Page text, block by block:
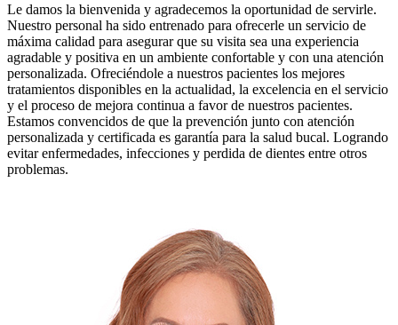
Le damos la bienvenida y agradecemos la oportunidad de servirle.
Nuestro personal ha sido entrenado para ofrecerle un servicio de
máxima calidad para asegurar que su visita sea una experiencia
agradable y positiva en un ambiente confortable y con una atención
personalizada. Ofreciéndole a nuestros pacientes los mejores
tratamientos disponibles en la actualidad, la excelencia en el servicio
y el proceso de mejora continua a favor de nuestros pacientes.
Estamos convencidos de que la prevención junto con atención
personalizada y certificada es garantía para la salud bucal. Logrando
evitar enfermedades, infecciones y perdida de dientes entre otros
problemas.